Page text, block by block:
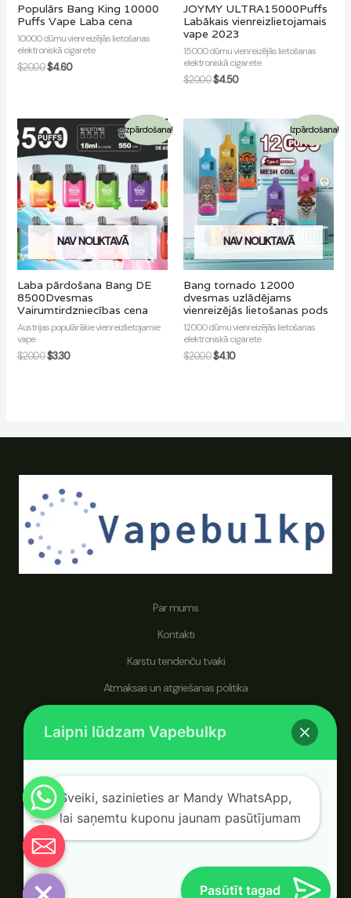
Populārs Bang King 10000
Puffs Vape Laba cena
10000 dūmu vienreizējās lietošanas
elektroniskā cigarete
$20.00$4.60
JOYMY ULTRA15000Puffs
Labākais vienreizlietojamais
vape 2023
15000 dūmu vienreizējās lietošanas
elektroniskā cigarete
$20.00$4.50
Izpārdošana!
NAV NOLIKTAVĀ
Laba pārdošana Bang DE
8500Dvesmas
Vairumtirdzniecības cena
Austrijas populārākie vienreizlietojamie
vape
$20.00$3.30
Izpārdošana!
NAV NOLIKTAVĀ
Bang tornado 12000
dvesmas uzlādējams
vienreizējās lietošanas pods
12000 dūmu vienreizējās lietošanas
elektroniskā cigarete
$20.00$4.10
Par mums
Kontakti
Karstu tendenču tvaiki
Atmaksas un atgriešanas politika
vapebulkp.com specializējas vienreizlietojamos veipos, cenšoties
apkalpot klientus visā pasaulē, kas meklē vairumtirgotāju, kurš dod
priekšroku veselīgākam dzīvesveidam un uzlabotai veipošanas
pieredzei.
© 2026 vapebulkp.com. Darbojas ar vapebulkp.com.
Pasūtīt tagad
Laipni lūdzam Vapebulkp
Sveiki, sazinieties ar Mandy WhatsApp,
lai saņemtu kuponu jaunam pasūtījumam
Hide
Chaty